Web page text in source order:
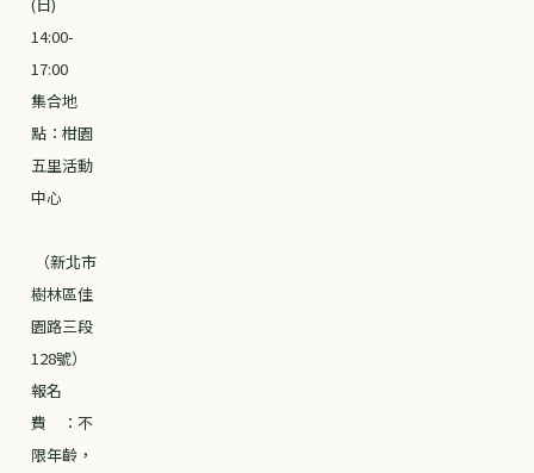
14:00-
17:00
集合地
點：柑園
五里活動
中心
（新北市
樹林區佳
園路三段
128號）
報名
費 ：不
限年齡，